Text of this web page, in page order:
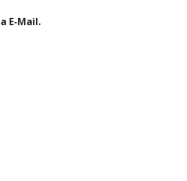
E-Mail.